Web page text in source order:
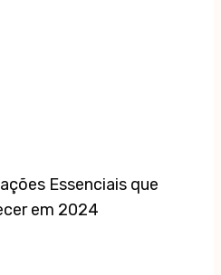
Essenciais que
em 2024